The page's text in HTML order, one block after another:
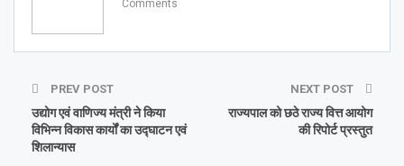
Comments
PREV POST
उद्योग एवं वाणिज्य मंत्री ने किया
विभिन्न विकास कार्यों का उद्घाटन एवं
शिलान्यास
NEXT POST
राज्यपाल को छठे राज्य वित्त आयोग
की रिपोर्ट प्रस्तुत